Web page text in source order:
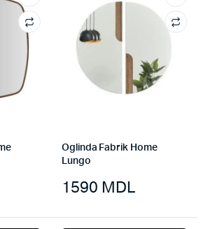
Oglinda Fabrik Home
Lungo
1590 MDL